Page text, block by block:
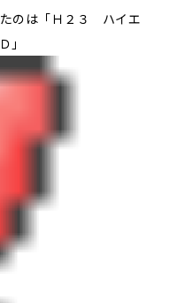
のは「Ｈ２３ ハイエ
」